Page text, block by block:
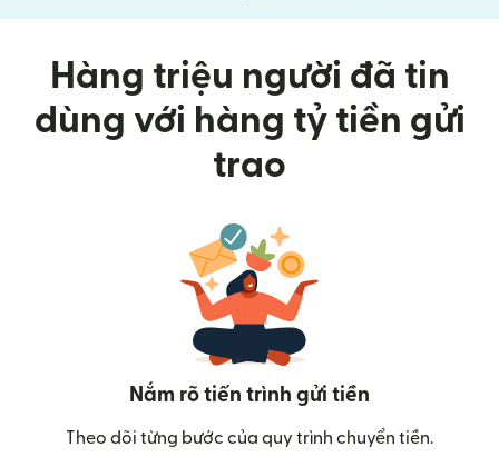
Hàng triệu người đã tin
dùng với hàng tỷ tiền gửi
trao
Nắm rõ tiến trình gửi tiền
Theo dõi từng bước của quy trình chuyển tiền.